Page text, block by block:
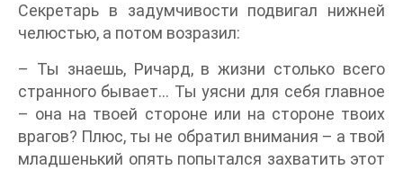
Секретарь в задумчивости подвигал нижней
челюстью, а потом возразил:
– Ты знаешь, Ричард, в жизни столько всего
странного бывает… Ты уясни для себя главное
– она на твоей стороне или на стороне твоих
врагов? Плюс, ты не обратил внимания – а твой
младшенький опять попытался захватить этот